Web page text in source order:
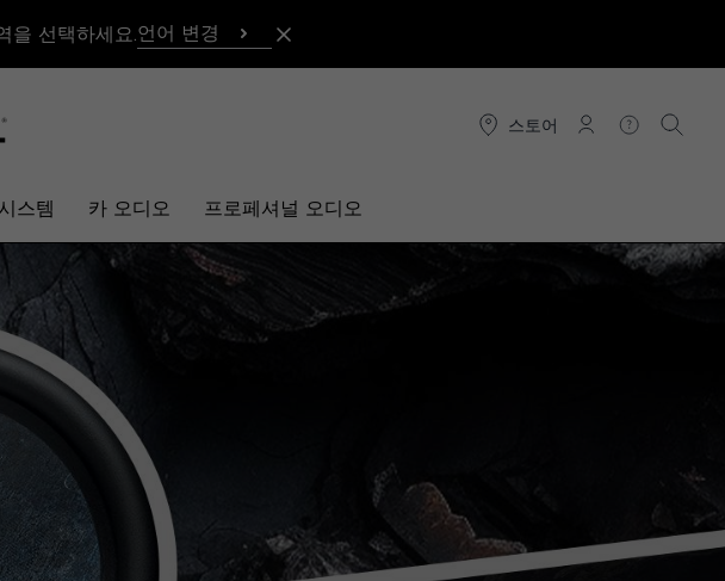
을 선택하세요. 언어 변경
스토어
연결 도움말검색
스템 카 오디오 프로페셔널 오디오